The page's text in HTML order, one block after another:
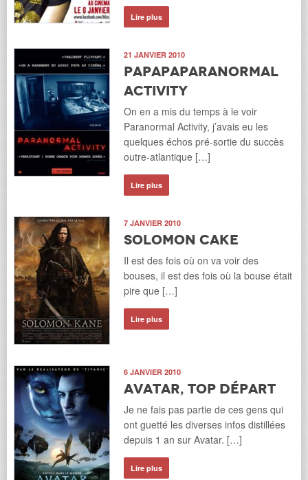
Lire plus
21 JANVIER 2010
Papapaparanormal
Activity
On en a mis du temps à le voir
Paranormal Activity, j’avais eu les
quelques échos pré-sortie du succès
outre-atlantique […]
Lire plus
7 JANVIER 2010
Solomon cake
Il est des fois où on va voir des
bouses, il est des fois où la bouse était
pire que […]
Lire plus
6 JANVIER 2010
Avatar, top départ
Je ne fais pas partie de ces gens qui
ont guetté les diverses infos distillées
depuis 1 an sur Avatar. […]
Lire plus